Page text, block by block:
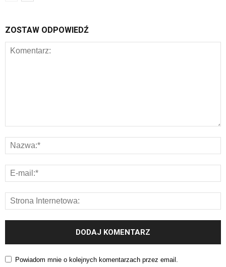
ZOSTAW ODPOWIEDŹ
Powiadom mnie o kolejnych komentarzach przez email.